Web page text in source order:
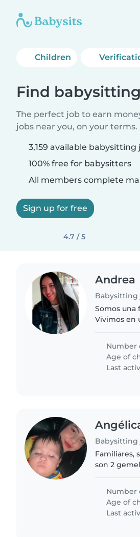
Children
Find
The perfect job to earn
jobs near you, on your terms.
3,159 available babysitting
100% free for babysitters
All members complete
Sign up for free
4.7 / 5
Andrea
Babysitting
Somos una
Vivimos en
Number
Age of
Last
Babysitting
Familiares,
son 2
Number
Age of
Last